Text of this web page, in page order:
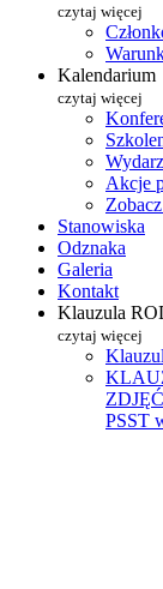
czytaj więcej
Kalendarium
czytaj więcej
Akcje
Stanowiska
Odznaka
Galeria
Kontakt
Klauzula
czytaj więcej
PSST